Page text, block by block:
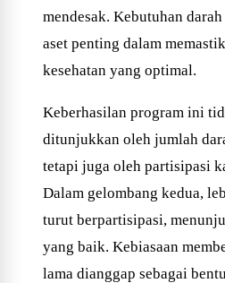
mendesak. Kebutuhan
aset penting dalam
kesehatan yang optimal.
Keberhasilan program ini
ditunjukkan oleh jumlah
tetapi juga oleh partisipasi
Dalam gelombang kedua,
turut berpartisipasi,
yang baik. Kebiasaan
lama dianggap sebagai